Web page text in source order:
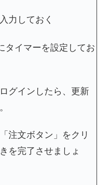
力しておく
イマーを設定してお
グインしたら、更新
注文ボタン」をクリ
を完了させましょ